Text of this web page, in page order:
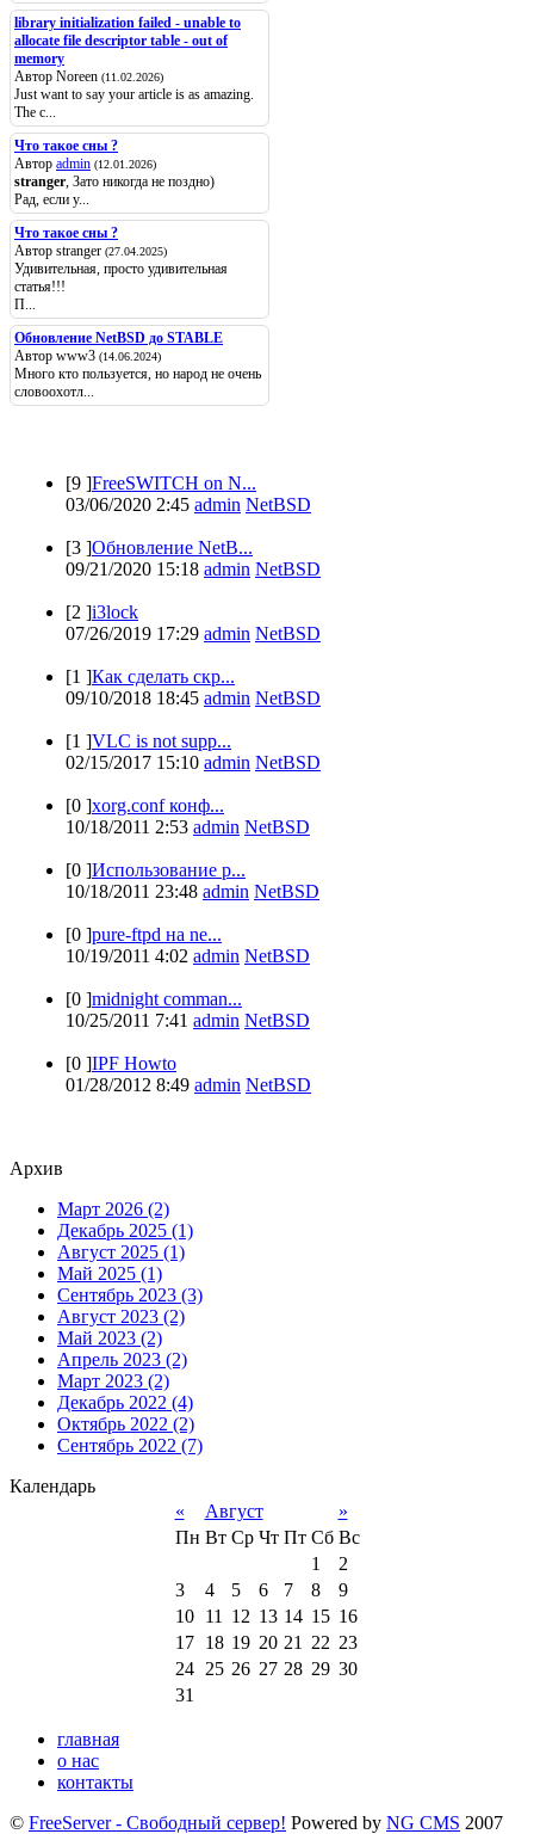
library initialization failed - unable to
allocate file descriptor table - out of
memory
Автор Noreen (11.02.2026)
Just want to say your article is as amazing.
The c...
Что такое сны ?
Автор admin (12.01.2026)
stranger, Зато никогда не поздно)
Рад, если у...
Что такое сны ?
Автор stranger (27.04.2025)
Удивительная, просто удивительная
статья!!!
П...
Обновление NetBSD до STABLE
Автор www3 (14.06.2024)
Много кто пользуется, но народ не очень
словоохотл...
[9 ]FreeSWITCH on N...
03/06/2020 2:45 admin NetBSD
[3 ]Обновление NetB...
09/21/2020 15:18 admin NetBSD
[2 ]i3lock
07/26/2019 17:29 admin NetBSD
[1 ]Как сделать скр...
09/10/2018 18:45 admin NetBSD
[1 ]VLC is not supp...
02/15/2017 15:10 admin NetBSD
[0 ]xorg.conf конф...
10/18/2011 2:53 admin NetBSD
[0 ]Использование p...
10/18/2011 23:48 admin NetBSD
[0 ]pure-ftpd на ne...
10/19/2011 4:02 admin NetBSD
[0 ]midnight comman...
10/25/2011 7:41 admin NetBSD
[0 ]IPF Howto
01/28/2012 8:49 admin NetBSD
Архив
Март 2026 (2)
Декабрь 2025 (1)
Август 2025 (1)
Май 2025 (1)
Сентябрь 2023 (3)
Август 2023 (2)
Май 2023 (2)
Апрель 2023 (2)
Март 2023 (2)
Декабрь 2022 (4)
Октябрь 2022 (2)
Сентябрь 2022 (7)
Календарь
«
Август
»
Пн Вт Ср Чт Пт Сб Вс
1
2
3
4 5 6 7 8
9
10
11 12 13 14 15 16
17
18 19 20 21 22 23
24
25 26 27 28 29 30
31
главная
о нас
контакты
© FreeServer - Свободный сервер! Powered by NG CMS 2007